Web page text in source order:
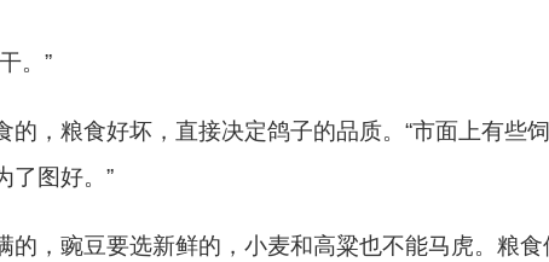
。”
的，粮食好坏，直接决定鸽子的品质。“市面上有些
了图好。”
的，豌豆要选新鲜的，小麦和高粱也不能马虎。粮